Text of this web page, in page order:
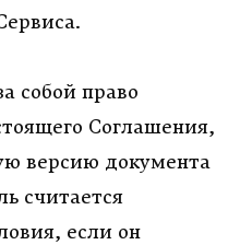
собой право
Соглашения,
версию документа
считается
если он